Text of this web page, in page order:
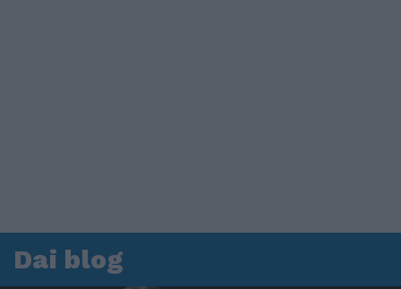
Dai blog